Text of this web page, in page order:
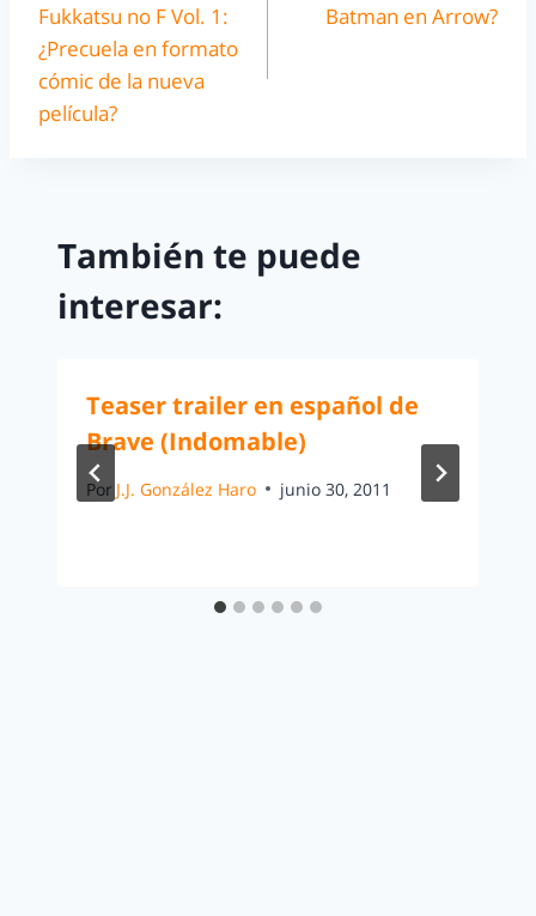
Fukkatsu no F Vol. 1:
¿Precuela en formato
cómic de la nueva
película?
Batman en Arrow?
También te puede
interesar:
Teaser trailer en español de
Brave (Indomable)
Por J.J. González Haro junio 30, 2011